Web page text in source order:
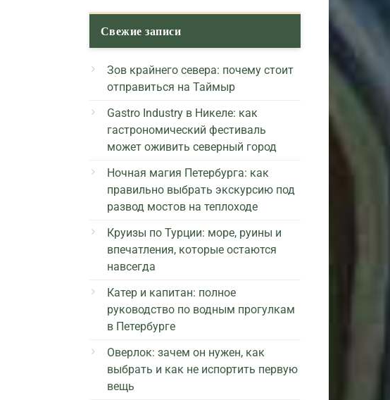
Свежие записи
Зов крайнего севера: почему стоит
отправиться на Таймыр
Gastro Industry в Никеле: как
гастрономический фестиваль
может оживить северный город
Ночная магия Петербурга: как
правильно выбрать экскурсию под
развод мостов на теплоходе
Круизы по Турции: море, руины и
впечатления, которые остаются
навсегда
Катер и капитан: полное
руководство по водным прогулкам
в Петербурге
Оверлок: зачем он нужен, как
выбрать и как не испортить первую
вещь